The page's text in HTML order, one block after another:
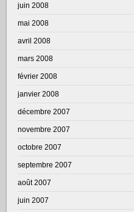
juin 2008
mai 2008
avril 2008
mars 2008
février 2008
janvier 2008
décembre 2007
novembre 2007
octobre 2007
septembre 2007
août 2007
juin 2007